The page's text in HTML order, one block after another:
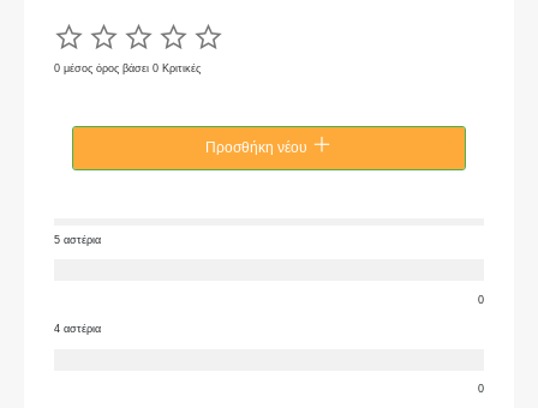
0 μέσος όρος βάσει 0 Κριτικές
Προσθήκη νέου
5 αστέρια
0
4 αστέρια
0